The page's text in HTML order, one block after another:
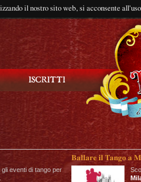
il nostro sito web, si acconsente
eventi di tango per
Ballare il Tango a